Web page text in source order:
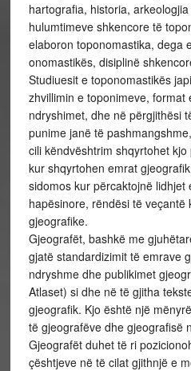
hartografia, historia,
hulumtimeve shkencore të
elaboron toponomastika, dega
onomastikës, disiplinë
Studiuesit e toponomastikës
zhvillimin e toponimeve, format
ndryshimet, dhe në përgjithësi
punime janë të
cili këndvështrim shqyrtohet
kur shqyrtohen emrat
sidomos kur përcaktojnë lidhjet
hapësinore, rëndësi të veçantë
gjeografike.
Gjeografët, bashkë me
gjatë standardizimit të emrave
ndryshme dhe publikimet
Atlaset) si dhe në të gjitha
gjeografik. Kjo është një
të gjeografëve dhe gjeografisë
Gjeografët duhet të ri
çështjeve në të cilat gjithnjë e